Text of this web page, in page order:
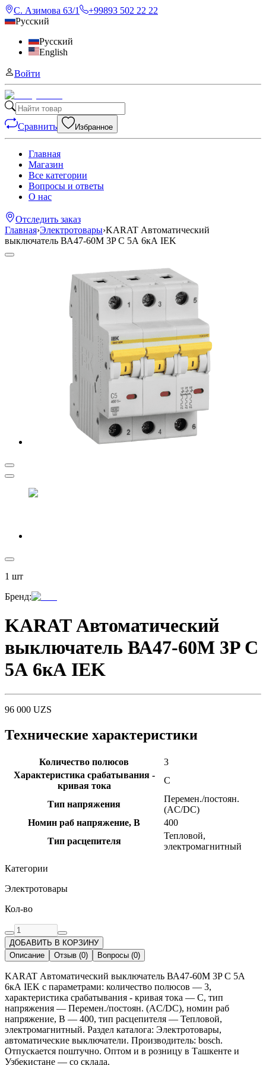
С. Азимова 63/1
+99893 502 22 22
Русский
Русский
English
Войти
Сравнить Избранное
Главная
Магазин
Все категории
Вопросы и ответы
О нас
Отследить заказ
Главная›Электротовары›KARAT Автоматический
выключатель ВА47-60M 3P C 5А 6кА IEK
1 шт
Бренд:
KARAT Автоматический
выключатель ВА47-60M 3P C
5А 6кА IEK
96 000 UZS
Технические характеристики
Количество полюсов
3
Характеристика срабатывания -
кривая тока
C
Тип напряжения
Перемен./постоян.
(AC/DC)
Номин раб напряжение, В
400
Тип расцепителя
Тепловой,
электромагнитный
Категории
Электротовары
Кол-во
ДОБАВИТЬ В КОРЗИНУ
Описание
Отзыв (0) Вопросы (0)
KARAT Автоматический выключатель ВА47-60M 3P C 5А
6кА IEK с параметрами: количество полюсов — 3,
характеристика срабатывания - кривая тока — C, тип
напряжения — Перемен./постоян. (AC/DC), номин раб
напряжение, В — 400, тип расцепителя — Тепловой,
электромагнитный. Раздел каталога: Электротовары,
автоматические выключатели. Производитель: bosch.
Отпускается поштучно. Оптом и в розницу в Ташкенте и
Узбекистане — со склада.